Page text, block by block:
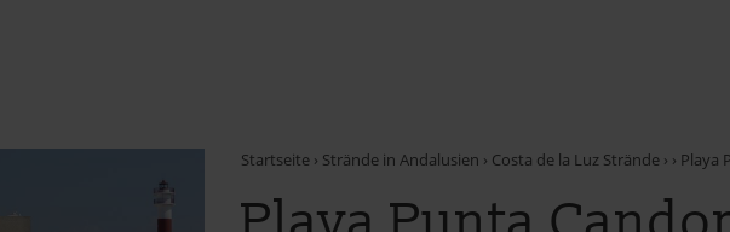
Startseite › Strände in Andalusien › Costa de la Luz Strände › › Playa